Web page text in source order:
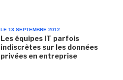
LE 13 SEPTEMBRE 2012
Les équipes IT parfois
indiscrètes sur les données
privées en entreprise